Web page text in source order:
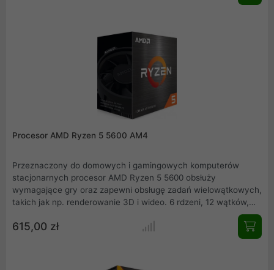
Procesor AMD Ryzen 5 5600 AM4
Przeznaczony do domowych i gamingowych komputerów
stacjonarnych procesor AMD Ryzen 5 5600 obsłuży
wymagające gry oraz zapewni obsługę zadań wielowątkowych,
takich jak np. renderowanie 3D i wideo. 6 rdzeni, 12 wątków,
częstotliwość taktowania do 4,4 GHz oraz 35 MB pamięci
cache sprawiają, że ten CPU zapewnia najwyższą wydajność.
Ryzen 5 5600 wyposażono także w chłodzenie Wraith Stealth.
bardzo dobrym wyborem do zestawów komputerowych kiedy
615,00 zł